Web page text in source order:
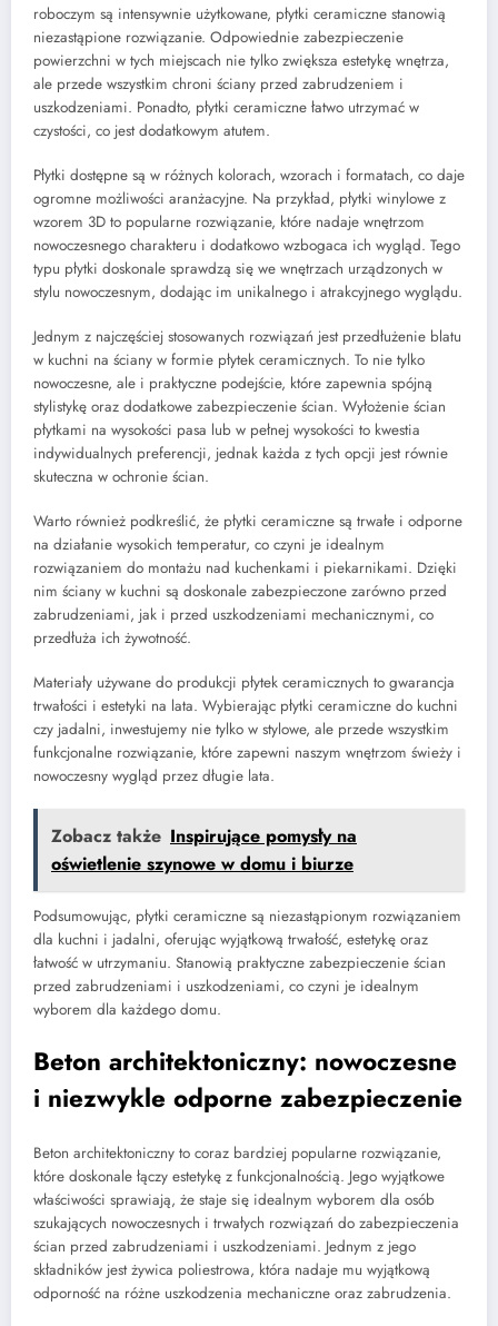
roboczym są intensywnie użytkowane, płytki ceramiczne stanowią
niezastąpione rozwiązanie. Odpowiednie zabezpieczenie
powierzchni w tych miejscach nie tylko zwiększa estetykę wnętrza,
ale przede wszystkim chroni ściany przed zabrudzeniem i
uszkodzeniami. Ponadto, płytki ceramiczne łatwo utrzymać w
czystości, co jest dodatkowym atutem.
Płytki dostępne są w różnych kolorach, wzorach i formatach, co daje
ogromne możliwości aranżacyjne. Na przykład, płytki winylowe z
wzorem 3D to popularne rozwiązanie, które nadaje wnętrzom
nowoczesnego charakteru i dodatkowo wzbogaca ich wygląd. Tego
typu płytki doskonale sprawdzą się we wnętrzach urządzonych w
stylu nowoczesnym, dodając im unikalnego i atrakcyjnego wyglądu.
Jednym z najczęściej stosowanych rozwiązań jest przedłużenie blatu
w kuchni na ściany w formie płytek ceramicznych. To nie tylko
nowoczesne, ale i praktyczne podejście, które zapewnia spójną
stylistykę oraz dodatkowe zabezpieczenie ścian. Wyłożenie ścian
płytkami na wysokości pasa lub w pełnej wysokości to kwestia
indywidualnych preferencji, jednak każda z tych opcji jest równie
skuteczna w ochronie ścian.
Warto również podkreślić, że płytki ceramiczne są trwałe i odporne
na działanie wysokich temperatur, co czyni je idealnym
rozwiązaniem do montażu nad kuchenkami i piekarnikami. Dzięki
nim ściany w kuchni są doskonale zabezpieczone zarówno przed
zabrudzeniami, jak i przed uszkodzeniami mechanicznymi, co
przedłuża ich żywotność.
Materiały używane do produkcji płytek ceramicznych to gwarancja
trwałości i estetyki na lata. Wybierając płytki ceramiczne do kuchni
czy jadalni, inwestujemy nie tylko w stylowe, ale przede wszystkim
funkcjonalne rozwiązanie, które zapewni naszym wnętrzom świeży i
nowoczesny wygląd przez długie lata.
Zobacz także Inspirujące pomysły na
oświetlenie szynowe w domu i biurze
Podsumowując, płytki ceramiczne są niezastąpionym rozwiązaniem
dla kuchni i jadalni, oferując wyjątkową trwałość, estetykę oraz
łatwość w utrzymaniu. Stanowią praktyczne zabezpieczenie ścian
przed zabrudzeniami i uszkodzeniami, co czyni je idealnym
wyborem dla każdego domu.
Beton architektoniczny: nowoczesne
i niezwykle odporne zabezpieczenie
Beton architektoniczny to coraz bardziej popularne rozwiązanie,
które doskonale łączy estetykę z funkcjonalnością. Jego wyjątkowe
właściwości sprawiają, że staje się idealnym wyborem dla osób
szukających nowoczesnych i trwałych rozwiązań do zabezpieczenia
ścian przed zabrudzeniami i uszkodzeniami. Jednym z jego
składników jest żywica poliestrowa, która nadaje mu wyjątkową
odporność na różne uszkodzenia mechaniczne oraz zabrudzenia.